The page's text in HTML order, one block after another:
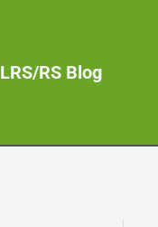
LRS/RS Blog